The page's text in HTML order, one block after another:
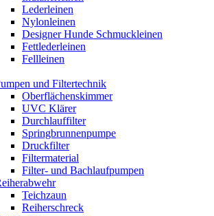
Lederleinen
Nylonleinen
Designer Hunde Schmuckleinen
Fettlederleinen
Fellleinen
und Filtertechnik
Oberflächenskimmer
UVC Klärer
Durchlauffilter
Springbrunnenpumpe
Druckfilter
Filtermaterial
Filter- und Bachlaufpumpen
Teichzaun
Reiherschreck